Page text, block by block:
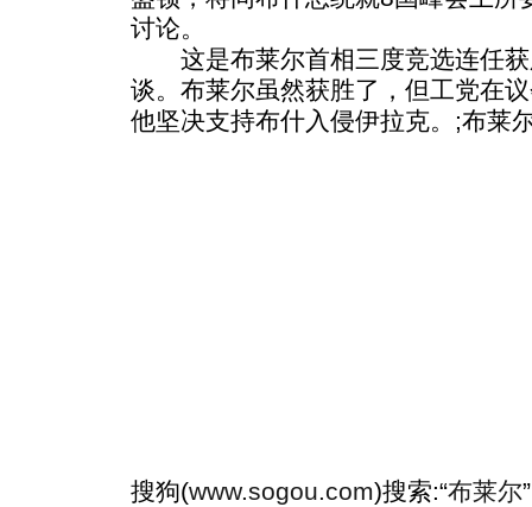
讨论。
这是布莱尔首相三度竞选连任获
谈。布莱尔虽然获胜了，但工党在
他坚决支持布什入侵伊拉克。 ;布莱
搜狗(www.sogou.com)搜索:“布莱尔